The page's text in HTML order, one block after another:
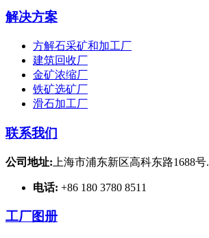
解决方案
方解石采矿和加工厂
建筑回收厂
金矿浓缩厂
铁矿选矿厂
滑石加工厂
联系我们
公司地址: 上海市浦东新区高科东路1688号.
电话: +86 180 3780 8511
工厂图册